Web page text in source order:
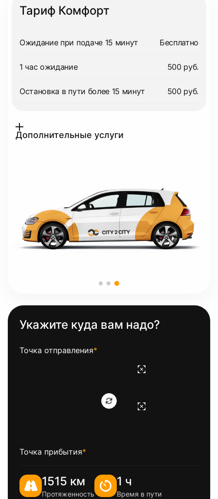
Тариф Комфорт
Ожидание при подаче 15 минут Бесплатно
1 час ожидание 500 руб.
Остановка в пути более 15 минут 500 руб.
Дополнительные услуги
Укажите куда вам надо?
Точка отправления*
Точка прибытия*
1515 км
Протяженность
1 ч
Время в пути